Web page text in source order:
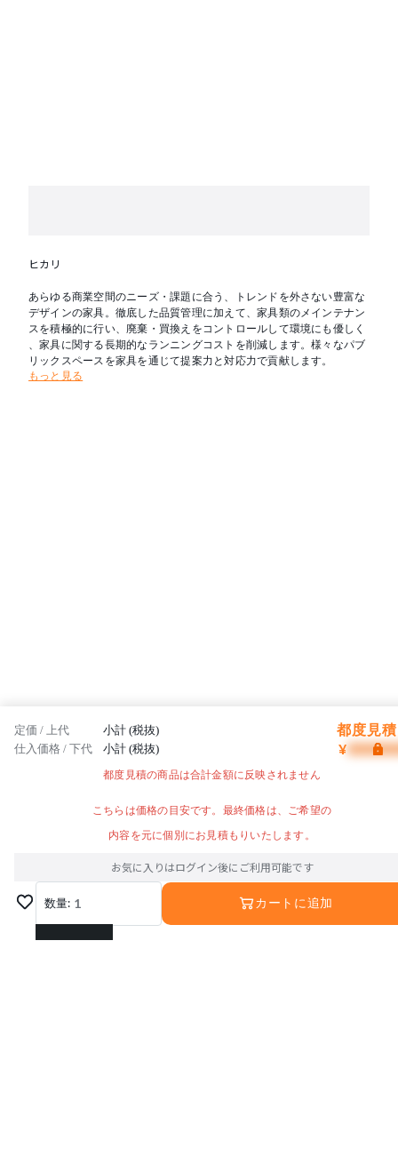
ヒカリ
あらゆる商業空間のニーズ・課題に合う、トレンドを外さない豊富な
デザインの家具。徹底した品質管理に加えて、家具類のメインテナン
スを積極的に行い、廃棄・買換えをコントロールして環境にも優しく
、家具に関する長期的なランニングコストを削減します。様々なパブ
リックスペースを家具を通じて提案力と対応力で貢献します。
もっと見る
定価 / 上代 小計 (税抜) 都度見
仕入価格 / 下代 小計 (税抜) ¥
都度見積の商品は合計金額に反映されません
こちらは価格の目安です。最終価格は、ご希望の
内容を元に個別にお見積もりいたします。
お気に入りはログイン後にご利用可能です
数量: 1
1
カートに追加